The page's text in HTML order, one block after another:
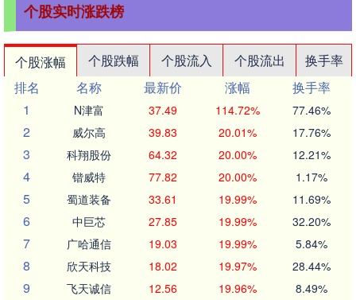
个股实时涨跌榜
个股涨幅 个股跌幅 个股流入 个股流出
换手率
排名
名称 最新价 涨幅
换手率
1
N津富 37.49 114.72% 77.46%
2 威尔高 39.83 20.01% 17.76%
3 科翔股份 64.32 20.00% 12.21%
4 锴威特 77.82 20.00% 1.17%
5 蜀道装备 33.61 19.99% 11.69%
6 中巨芯 27.85 19.99% 32.20%
7 广哈通信 19.03 19.99% 5.84%
8 欣天科技 18.02 19.97% 28.44%
9 飞天诚信 12.56 19.96% 8.49%